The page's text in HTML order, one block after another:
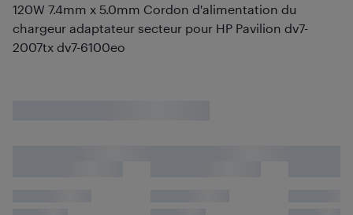
120W 7.4mm x 5.0mm Cordon d'alimentation du
chargeur adaptateur secteur pour HP Pavilion dv7-
2007tx dv7-6100eo